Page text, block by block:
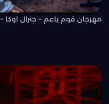
مهرجان قوم ياعم – جنرال اوكا – MP3